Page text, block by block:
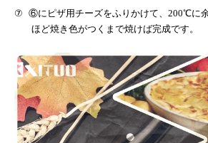
⑦ ⑥にピザ用チーズをふりかけて、 200℃に
ほど焼き色がつくまで焼けば完成です。